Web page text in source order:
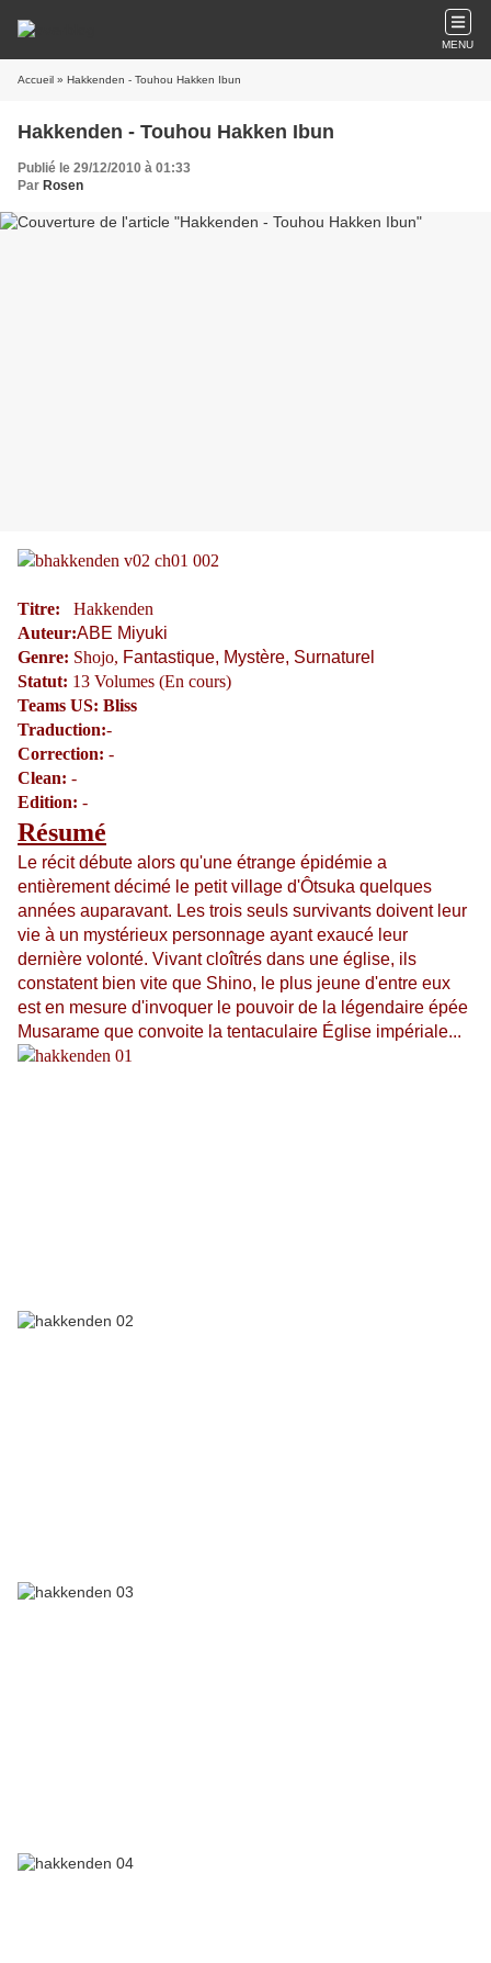
MENU
Accueil » Hakkenden - Touhou Hakken Ibun
Hakkenden - Touhou Hakken Ibun
Publié le 29/12/2010 à 01:33
Par Rosen
Titre:
Hakkenden
Auteur:ABE Miyuki
Genre: Shojo, Fantastique, Mystère, Surnaturel
Statut: 13 Volumes (En cours)
Teams US: Bliss
Traduction:-
Correction: -
Clean: -
Edition: -
Résumé
Le récit débute alors qu'une étrange épidémie a
entièrement décimé le petit village d'Ôtsuka quelques
années auparavant. Les trois seuls survivants doivent leur
vie à un mystérieux personnage ayant exaucé leur
dernière volonté. Vivant cloîtrés dans une église, ils
constatent bien vite que Shino, le plus jeune d'entre eux
est en mesure d'invoquer le pouvoir de la légendaire épée
Musarame que convoite la tentaculaire Église impériale...